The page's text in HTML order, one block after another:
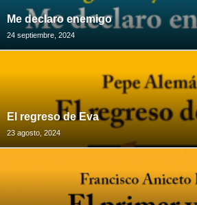
Me declaro enemigo
24 septiembre, 2024
El regreso de Eva
23 agosto, 2024